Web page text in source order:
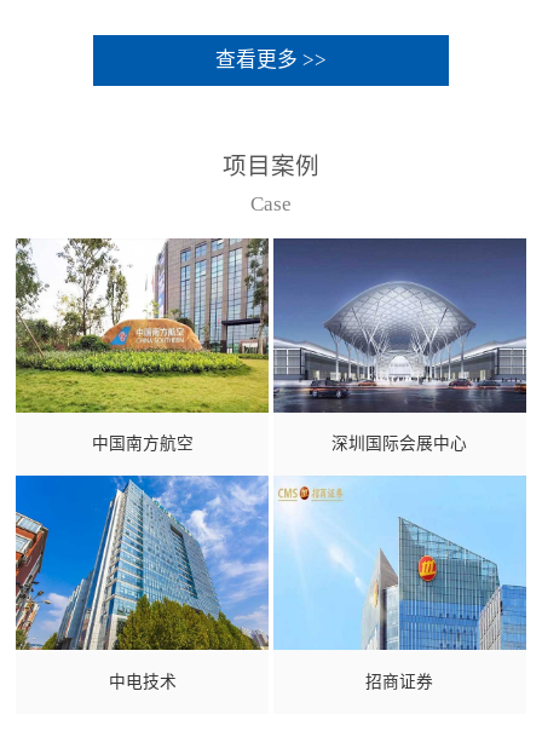
查看更多 >>
项目案例
Case
中国南方航空 深圳国际会展中心
中电技术 招商证券